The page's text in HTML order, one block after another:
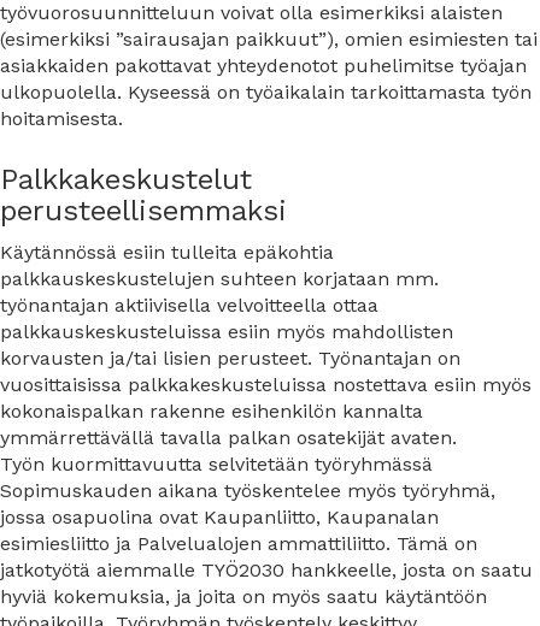
työvuorosuunnitteluun voivat olla esimerkiksi alaisten
(esimerkiksi ”sairausajan paikkuut”), omien esimiesten tai
asiakkaiden pakottavat yhteydenotot puhelimitse työajan
ulkopuolella. Kyseessä on työaikalain tarkoittamasta työn
hoitamisesta.
Palkkakeskustelut
perusteellisemmaksi
Käytännössä esiin tulleita epäkohtia
palkkauskeskustelujen suhteen korjataan mm.
työnantajan aktiivisella velvoitteella ottaa
palkkauskeskusteluissa esiin myös mahdollisten
korvausten ja/tai lisien perusteet. Työnantajan on
vuosittaisissa palkkakeskusteluissa nostettava esiin myös
kokonaispalkan rakenne esihenkilön kannalta
ymmärrettävällä tavalla palkan osatekijät avaten.
Työn kuormittavuutta selvitetään työryhmässä
Sopimuskauden aikana työskentelee myös työryhmä,
jossa osapuolina ovat Kaupanliitto, Kaupanalan
esimiesliitto ja Palvelualojen ammattiliitto. Tämä on
jatkotyötä aiemmalle TYÖ2030 hankkeelle, josta on saatu
hyviä kokemuksia, ja joita on myös saatu käytäntöön